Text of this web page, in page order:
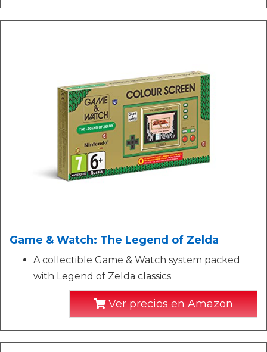
Game & Watch: The Legend of Zelda
A collectible Game & Watch system packed
with Legend of Zelda classics
Ver precios en Amazon